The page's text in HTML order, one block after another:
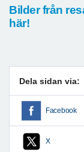
Bilder från
här!
Dela sidan via:
Facebook
X